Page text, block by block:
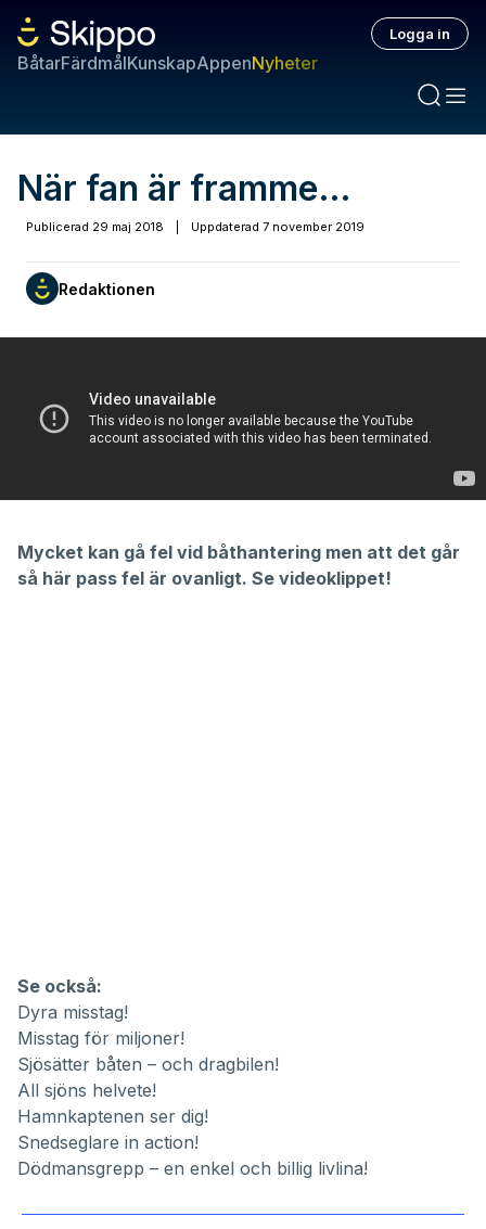
BåtarFärdmålKunskapAppenNyheter
Logga in
När fan är framme…
Publicerad 29 maj 2018 Uppdaterad 7 november 2019
Redaktionen
Mycket kan gå fel vid båthantering men att det går
så här pass fel är ovanligt. Se videoklippet!
Se också:
Dyra misstag!
Misstag för miljoner!
Sjösätter båten – och dragbilen!
All sjöns helvete!
Hamnkaptenen ser dig!
Snedseglare in action!
Dödmansgrepp – en enkel och billig livlina!